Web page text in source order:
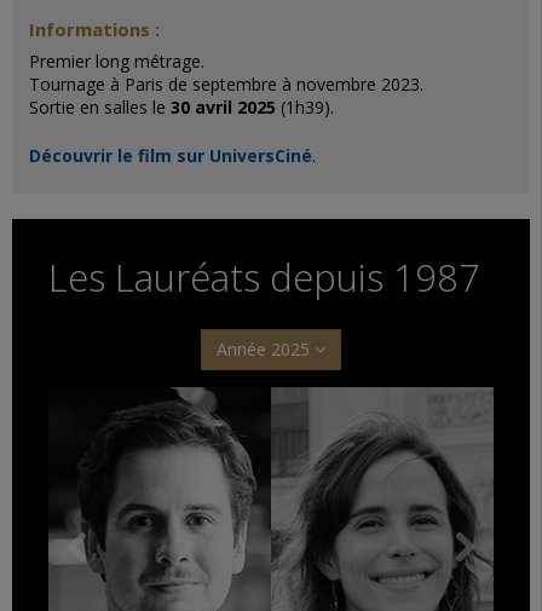
Informations :
Premier long métrage.
Tournage à Paris de septembre à novembre 2023.
Sortie en salles le 30 avril 2025 (1h39).
Découvrir le film sur UniversCiné.
Les Lauréats depuis 1987
Année 2025